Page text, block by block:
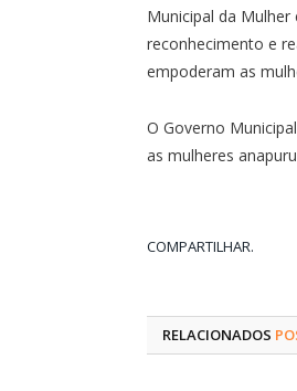
Municipal da
reconhecimento e
empoderam as
O Governo
as mulheres
COMPARTILHAR.
RELACIONADOS